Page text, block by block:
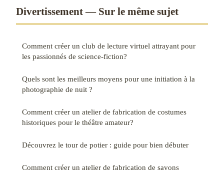
Divertissement — Sur le même sujet
Comment créer un club de lecture virtuel attrayant pour
les passionnés de science-fiction?
Quels sont les meilleurs moyens pour une initiation à la
photographie de nuit ?
Comment créer un atelier de fabrication de costumes
historiques pour le théâtre amateur?
Découvrez le tour de potier : guide pour bien débuter
Comment créer un atelier de fabrication de savons